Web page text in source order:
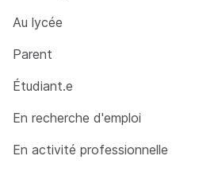
Au lycée
Parent
Étudiant.e
En recherche d'emploi
En activité professionnelle